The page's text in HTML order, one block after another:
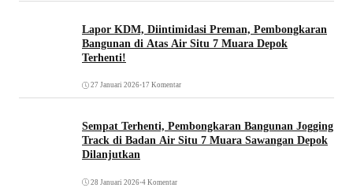
Lapor KDM, Diintimidasi Preman, Pembongkaran
Bangunan di Atas Air Situ 7 Muara Depok
Terhenti!
27 Januari 2026•17 Komentar
Sempat Terhenti, Pembongkaran Bangunan Jogging
Track di Badan Air Situ 7 Muara Sawangan Depok
Dilanjutkan
28 Januari 2026•4 Komentar